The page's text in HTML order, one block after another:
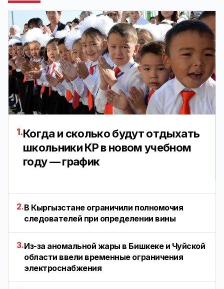
1.Когда и сколько будут отдыхать
школьники КР в новом учебном
году — график
2.В Кыргызстане ограничили полномочия
следователей при определении вины
3.Из-за аномальной жары в Бишкеке и Чуйской
области ввели временные ограничения
электроснабжения